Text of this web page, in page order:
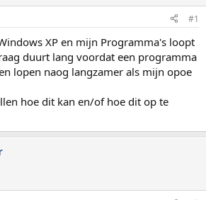
#1
XP en mijn Programma's loopt
duurt lang voordat een programma
lopen naog langzamer als mijn opoe
hoe dit kan en/of hoe dit op te